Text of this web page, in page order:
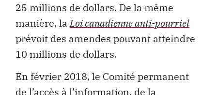
25 millions de dollars. De la même
manière, laLoi canadienne anti-pourriel
prévoit des amendes pouvant atteindre
10 millions de dollars.
En février 2018, le Comité permanent
de l’accès à l’information, de la